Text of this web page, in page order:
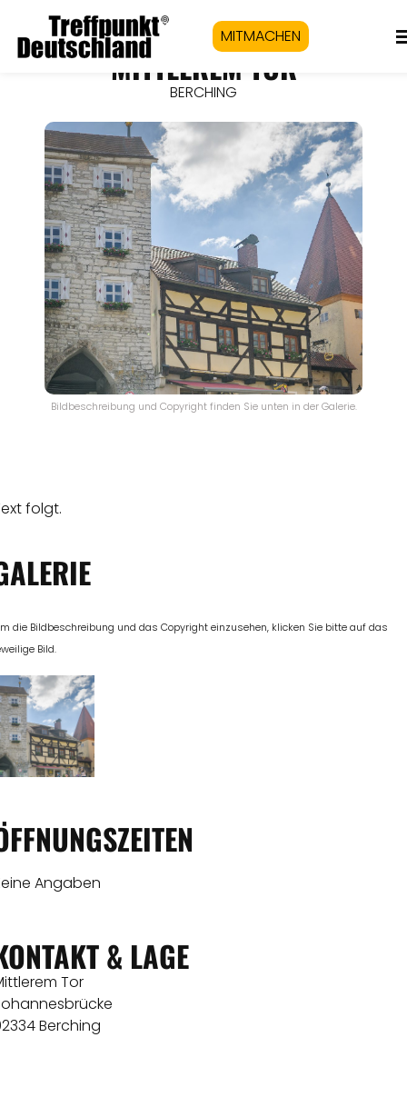
MITMACHEN
MITTLEREM TOR
BERCHING
Bildbeschreibung und Copyright finden Sie unten in der Galerie.
folgt.
die Bildbeschreibung und das Copyright einzusehen, klicken Sie bitte auf das
Bild.
Angaben
& LAGE
Tor
Berching